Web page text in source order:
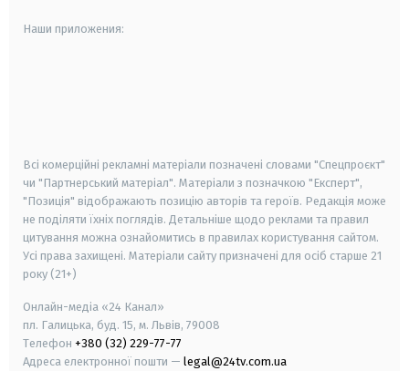
Наши приложения:
Всі комерційні рекламні матеріали позначені словами "Спецпроєкт"
чи "Партнерський матеріал". Матеріали з позначкою "Експерт",
"Позиція" відображають позицію авторів та героїв. Редакція може
не поділяти їхніх поглядів. Детальніше щодо реклами та правил
цитування можна ознайомитись в правилах користування сайтом.
Усі права захищені. Матеріали сайту призначені для осіб старше 21
року (21+)
Онлайн-медіа «24 Канал»
пл. Галицька, буд. 15, м. Львів, 79008
Телефон +380 (32) 229-77-77
Адреса електронної пошти — legal@24tv.com.ua